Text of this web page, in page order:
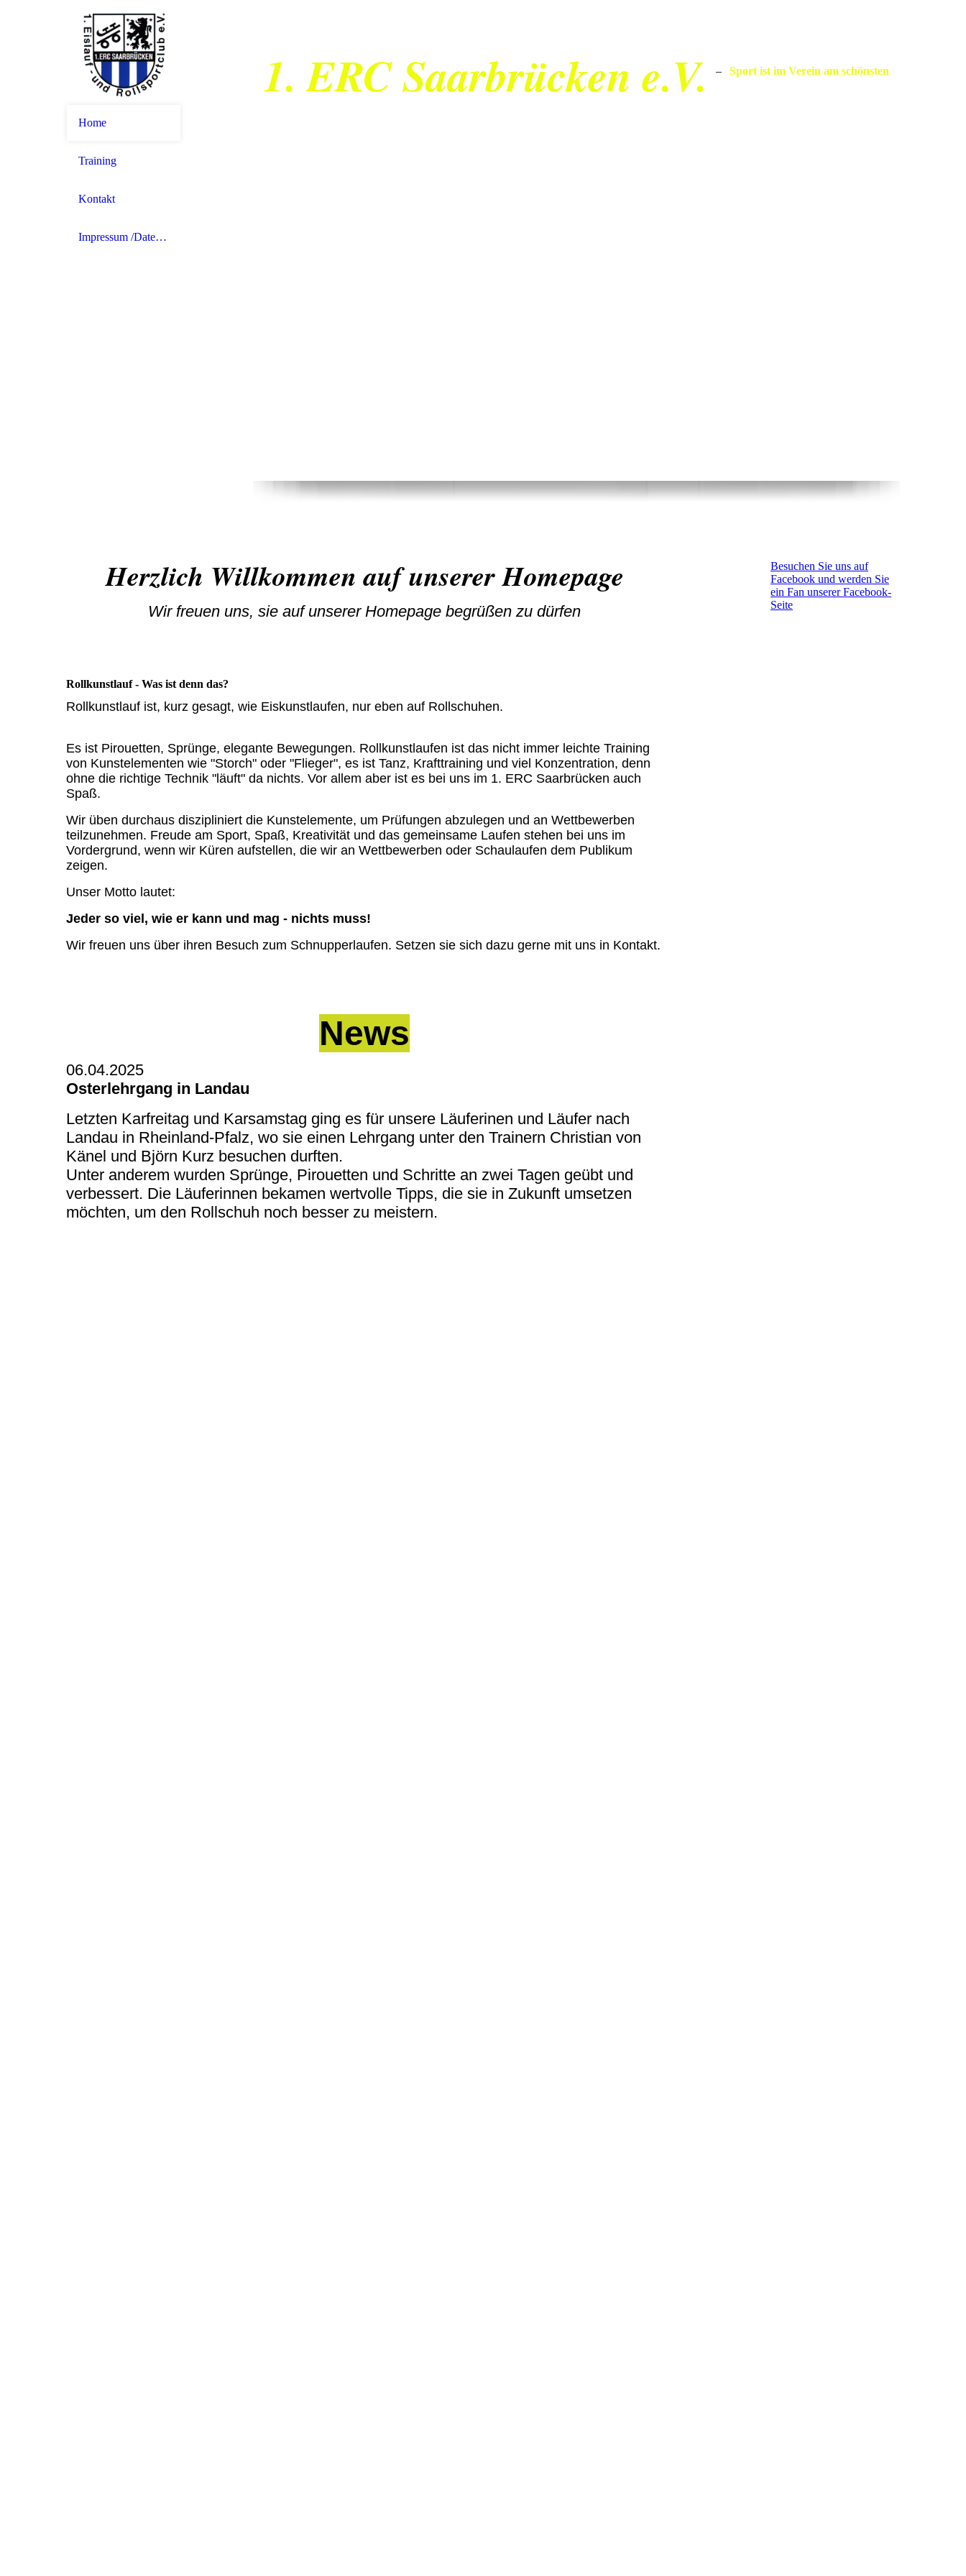
1. ERC Saarbrücken e.V. – Sport ist im Verein am schönsten
Home
Training
Kontakt
Impressum /Datenschutz
Herzlich Willkommen auf unserer Homepage
Wir freuen uns, sie auf unserer Homepage begrüßen zu dürfen
Rollkunstlauf - Was ist denn das?
Rollkunstlauf ist, kurz gesagt, wie Eiskunstlaufen, nur eben auf Rollschuhen.
Es ist Pirouetten, Sprünge, elegante Bewegungen. Rollkunstlaufen ist das nicht immer leichte Training
von Kunstelementen wie "Storch" oder "Flieger", es ist Tanz, Krafttraining und viel Konzentration, denn
ohne die richtige Technik "läuft" da nichts. Vor allem aber ist es bei uns im 1. ERC Saarbrücken auch
Spaß.
Wir üben durchaus diszipliniert die Kunstelemente, um Prüfungen abzulegen und an Wettbewerben
teilzunehmen. Freude am Sport, Spaß, Kreativität und das gemeinsame Laufen stehen bei uns im
Vordergrund, wenn wir Küren aufstellen, die wir an Wettbewerben oder Schaulaufen dem Publikum
zeigen.
Unser Motto lautet:
Jeder so viel, wie er kann und mag - nichts muss!
Wir freuen uns über ihren Besuch zum Schnupperlaufen. Setzen sie sich dazu gerne mit uns in Kontakt.
News
06.04.2025
Osterlehrgang in Landau
Letzten Karfreitag und Karsamstag ging es für unsere Läuferinen und Läufer nach
Landau in Rheinland-Pfalz, wo sie einen Lehrgang unter den Trainern Christian von
Känel und Björn Kurz besuchen durften.
Unter anderem wurden Sprünge, Pirouetten und Schritte an zwei Tagen geübt und
verbessert. Die Läuferinnen bekamen wertvolle Tipps, die sie in Zukunft umsetzen
möchten, um den Rollschuh noch besser zu meistern.
Besuchen Sie uns auf
Facebook und werden Sie
ein Fan unserer Facebook-
Seite